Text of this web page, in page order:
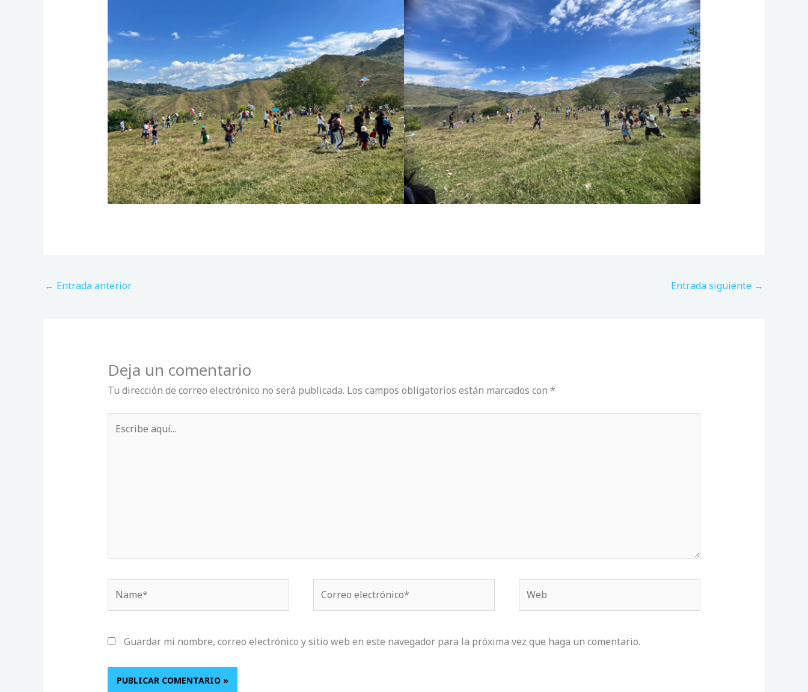
← Entrada anterior Entrada siguiente →
Deja un comentario
Tu dirección de correo electrónico no será publicada. Los campos obligatorios están marcados con *
aquí...
electrónico*
Guardar mi nombre, correo electrónico y sitio web en este navegador para la próxima vez que haga un comentario.